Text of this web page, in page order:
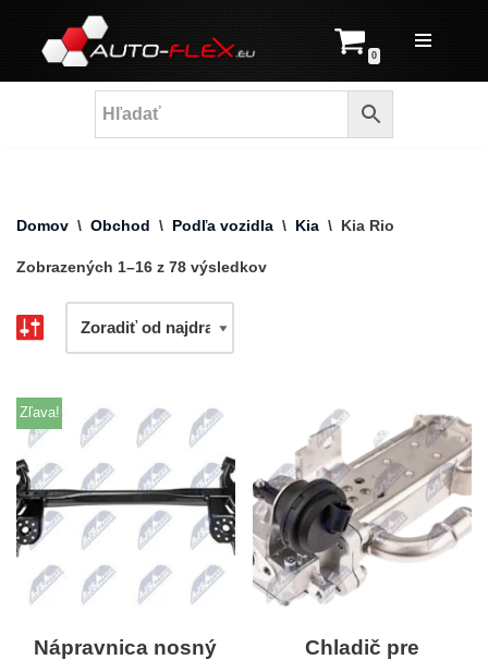
Prejsť
na
0
Domov \ Obchod \ Podľa vozidla \ Kia \ Kia Rio
Zobrazených 1–16 z 78 výsledkov
Zľava!
Nápravnica nosný
Chladič pre